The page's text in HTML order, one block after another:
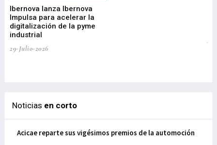
Ibernova lanza Ibernova
Impulsa para acelerar la
digitalización de la pyme
industrial
29-Julio-2026
Noticias en corto
Acicae reparte sus vigésimos premios de la automoción